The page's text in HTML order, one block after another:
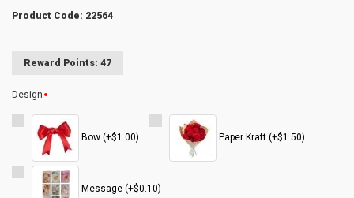
Product Code: 22564
Reward Points: 47
Design
Bow (+$1.00) Paper Kraft (+$1.50)
Message (+$0.10)